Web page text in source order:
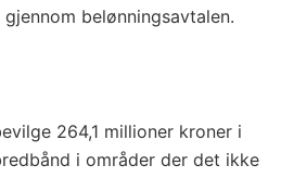
belønningsavtalen.
264,1 millioner kroner i
i områder der det ikke